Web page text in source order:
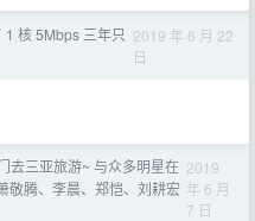
1 核 5Mbps 三年只 2019 年 6 月 22
日
去三亚旅游~ 与众多明星在
敬腾、李晨、郑恺、刘耕宏
2019
年 6 月
7 日